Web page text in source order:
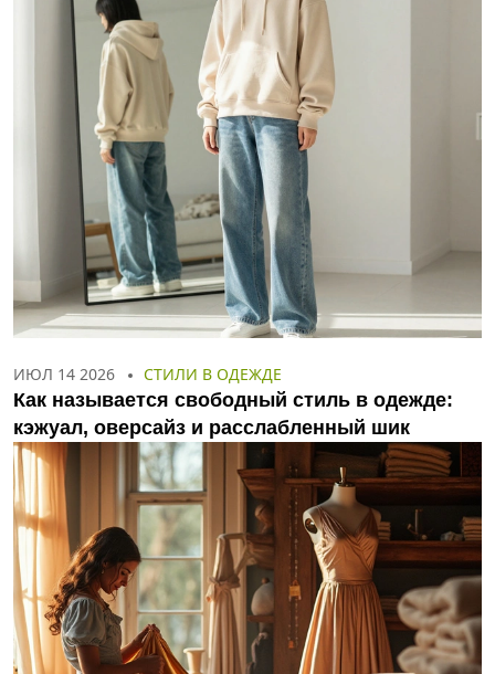
ИЮЛ 14 2026 СТИЛИ В ОДЕЖДЕ
Как называется свободный стиль в одежде:
кэжуал, оверсайз и расслабленный шик